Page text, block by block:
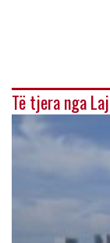
Të tjera nga